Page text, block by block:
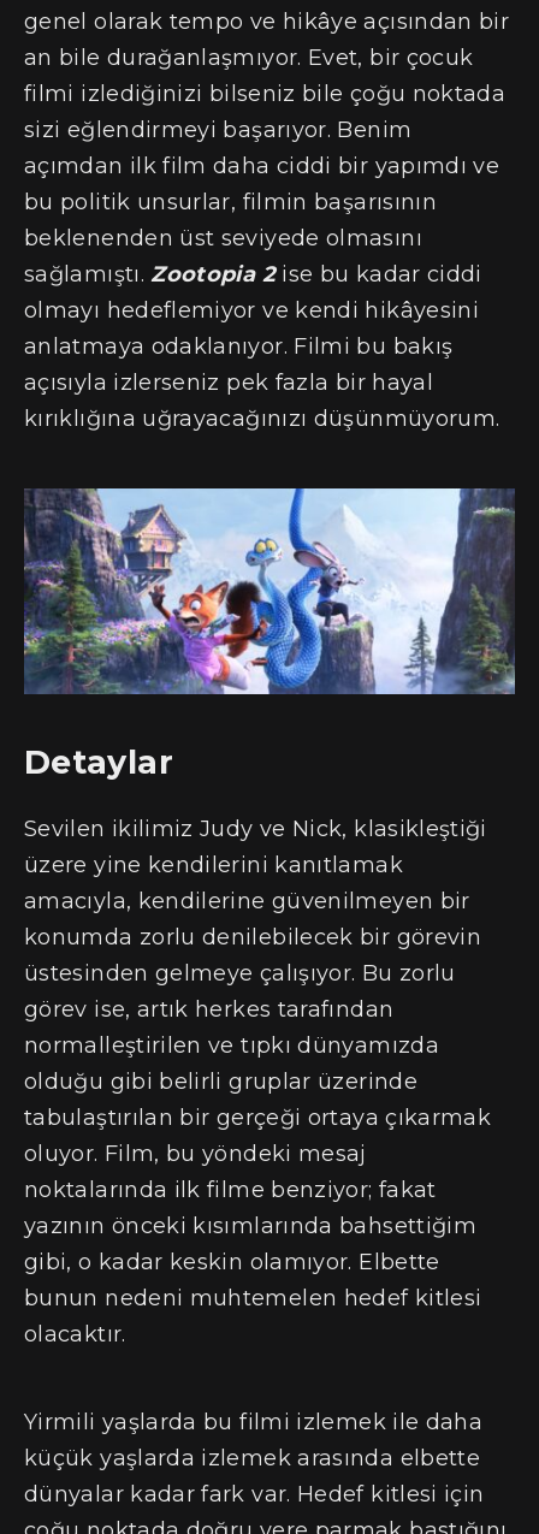
genel olarak tempo ve hikâye açısından bir
an bile durağanlaşmıyor. Evet, bir çocuk
filmi izlediğinizi bilseniz bile çoğu noktada
sizi eğlendirmeyi başarıyor. Benim
açımdan ilk film daha ciddi bir yapımdı ve
bu politik unsurlar, filmin başarısının
beklenenden üst seviyede olmasını
sağlamıştı.Zootopia 2ise bu kadar ciddi
olmayı hedeflemiyor ve kendi hikâyesini
anlatmaya odaklanıyor. Filmi bu bakış
açısıyla izlerseniz pek fazla bir hayal
kırıklığına uğrayacağınızı düşünmüyorum.
Detaylar
Sevilen ikilimiz Judy ve Nick, klasikleştiği
üzere yine kendilerini kanıtlamak
amacıyla, kendilerine güvenilmeyen bir
konumda zorlu denilebilecek bir görevin
üstesinden gelmeye çalışıyor. Bu zorlu
görev ise, artık herkes tarafından
normalleştirilen ve tıpkı dünyamızda
olduğu gibi belirli gruplar üzerinde
tabulaştırılan bir gerçeği ortaya çıkarmak
oluyor. Film, bu yöndeki mesaj
noktalarında ilk filme benziyor; fakat
yazının önceki kısımlarında bahsettiğim
gibi, o kadar keskin olamıyor. Elbette
bunun nedeni muhtemelen hedef kitlesi
olacaktır.
Yirmili yaşlarda bu filmi izlemek ile daha
küçük yaşlarda izlemek arasında elbette
dünyalar kadar fark var. Hedef kitlesi için